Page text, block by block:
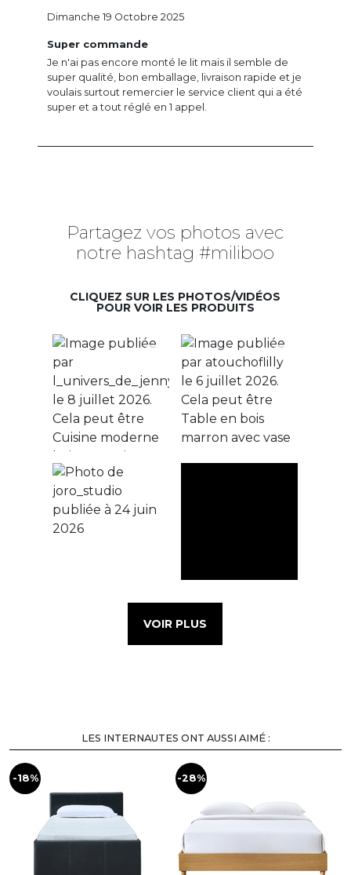
Super commande
Je n'ai pas encore monté le lit mais il semble de
super qualité, bon emballage, livraison rapide et je
voulais surtout remercier le service client qui a été
super et a tout réglé en 1 appel.
Dimanche 19 Octobre 2025
Partagez vos photos avec
notre hashtag #miliboo
CLIQUEZ SUR LES PHOTOS/VIDÉOS
POUR VOIR LES PRODUITS
VOIR PLUS
LES INTERNAUTES ONT AUSSI AIMÉ :
-18% -28%